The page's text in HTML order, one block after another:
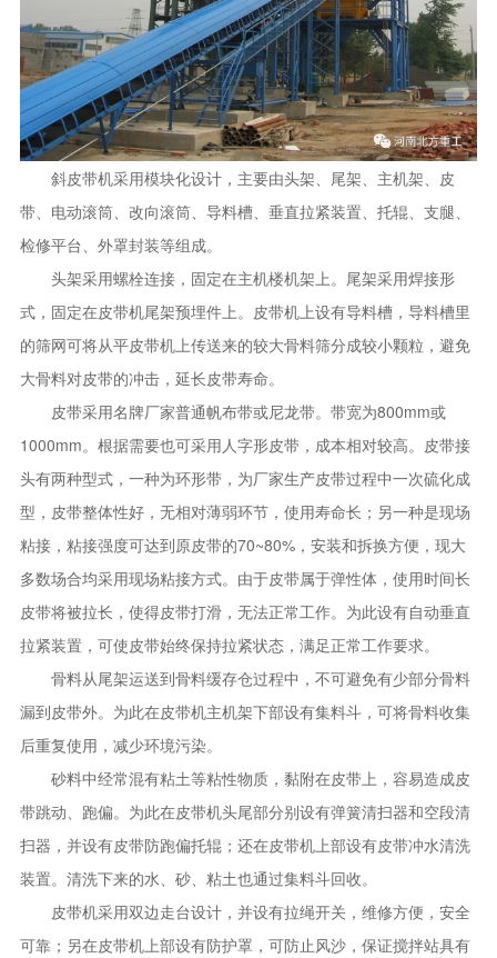
斜皮带机采用模块化设计，主要由头架、尾架、主机架、皮
带、电动滚筒、改向滚筒、导料槽、垂直拉紧装置、托辊、支腿、
检修平台、外罩封装等组成。
头架采用螺栓连接，固定在主机楼机架上。尾架采用焊接形
式，固定在皮带机尾架预埋件上。皮带机上设有导料槽，导料槽里
的筛网可将从平皮带机上传送来的较大骨料筛分成较小颗粒，避免
大骨料对皮带的冲击，延长皮带寿命。
皮带采用名牌厂家普通帆布带或尼龙带。带宽为800mm或
1000mm。根据需要也可采用人字形皮带，成本相对较高。皮带接
头有两种型式，一种为环形带，为厂家生产皮带过程中一次硫化成
型，皮带整体性好，无相对薄弱环节，使用寿命长；另一种是现场
粘接，粘接强度可达到原皮带的70~80%，安装和拆换方便，现大
多数场合均采用现场粘接方式。由于皮带属于弹性体，使用时间长
皮带将被拉长，使得皮带打滑，无法正常工作。为此设有自动垂直
拉紧装置，可使皮带始终保持拉紧状态，满足正常工作要求。
骨料从尾架运送到骨料缓存仓过程中，不可避免有少部分骨料
漏到皮带外。为此在皮带机主机架下部设有集料斗，可将骨料收集
后重复使用，减少环境污染。
砂料中经常混有粘土等粘性物质，黏附在皮带上，容易造成皮
带跳动、跑偏。为此在皮带机头尾部分别设有弹簧清扫器和空段清
扫器，并设有皮带防跑偏托辊；还在皮带机上部设有皮带冲水清洗
装置。清洗下来的水、砂、粘土也通过集料斗回收。
皮带机采用双边走台设计，并设有拉绳开关，维修方便，安全
可靠；另在皮带机上部设有防护罩，可防止风沙，保证搅拌站具有